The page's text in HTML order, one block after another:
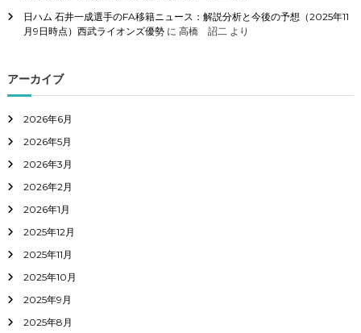
日ハム 石井一成選手のFA移籍ニュース：解説分析と今後の予想（2025年11
月9日時点）西武ライオンズ優勢に 高橋 詔二より
アーカイブ
2026年6月
2026年5月
2026年3月
2026年2月
2026年1月
2025年12月
2025年11月
2025年10月
2025年9月
2025年8月